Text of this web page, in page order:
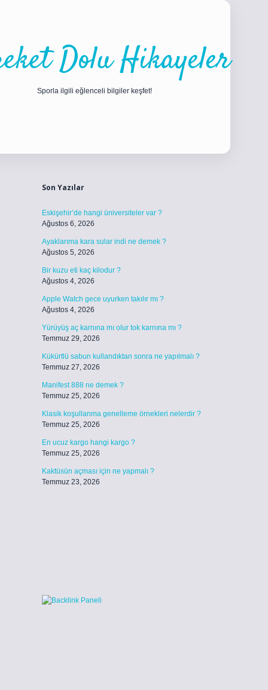
Dolu Hikayeler
Sporla ilgili eğlenceli bilgiler keşfet!
Son Yazılar
Eskişehir’de hangi üniversiteler var ?
Ağustos 6, 2026
Ayaklarıma kara sular indi ne demek ?
Ağustos 5, 2026
Bir kuzu eti kaç kilodur ?
Ağustos 4, 2026
Apple Watch gece uyurken takılır mı ?
Ağustos 4, 2026
Yürüyüş aç karnına mı olur tok karnına mı ?
Temmuz 29, 2026
Kükürtlü sabun kullandıktan sonra ne yapılmalı ?
Temmuz 27, 2026
Manifest 888 ne demek ?
Temmuz 25, 2026
Klasik koşullanma genelleme örnekleri nelerdir ?
Temmuz 25, 2026
En ucuz kargo hangi kargo ?
Temmuz 25, 2026
Kaktüsün açması için ne yapmalı ?
Temmuz 23, 2026